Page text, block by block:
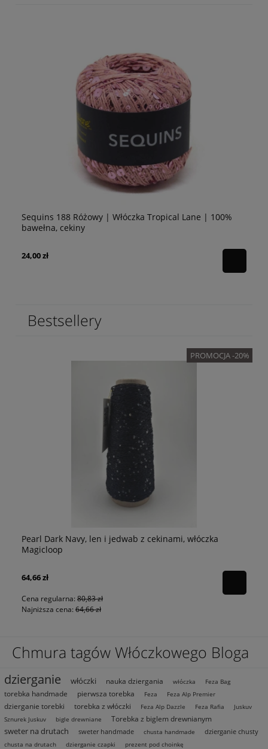
Sequins 188 Różowy | Włóczka Tropical Lane | 100%
bawełna, cekiny
24,00 zł
Bestsellery
PROMOCJA -20%
Pearl Dark Navy, len i jedwab z cekinami, włóczka
Magicloop
64,66 zł
Cena regularna: 80,83 zł
Najniższa cena: 64,66 zł
Chmura tagów Włóczkowego Bloga
dzierganie włóczki nauka dziergania włóczka Feza Bag
torebka handmade pierwsza torebka Feza Feza Alp Premier
dzierganie torebki torebka z włóczki Feza Alp Dazzle Feza Rafia
Juskuv
Sznurek Juskuv
bigle drewniane Torebka z biglem drewnianym
sweter na drutach sweter handmade chusta handmade dzierganie chusty
chusta na drutach dzierganie czapki
prezent pod choinkę